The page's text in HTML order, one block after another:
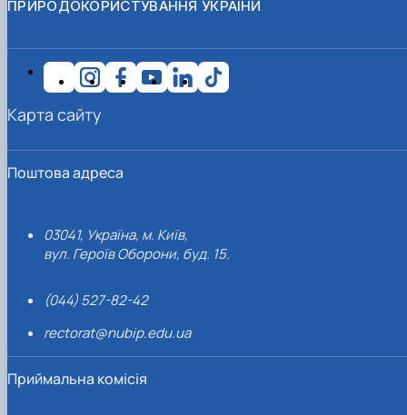
ПРИРОДОКОРИСТУВАННЯ УКРАЇНИ
Поштова адреса
03041, Україна, м. Київ,
вул. Героїв Оборони, буд. 15.
(044) 527-82-42
rectorat@nubip.edu.ua
Приймальна комісія
Карта сайту